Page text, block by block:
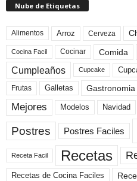
Nube de Etiquetas
Alimentos Arroz Cerveza
Cocina Facil Cocinar Comida
Cumpleaños Cupcake
Frutas Galletas Gastronomia
Mejores Modelos Navidad
Postres Postres Faciles
Receta Facil Recetas
Recetas de Cocina Faciles